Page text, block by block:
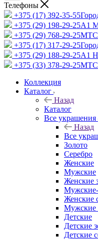
Телефоны
+375 (17) 392-35-55
+375 (29) 198-29-25A1
+375 (29) 768-29-25МТС
+375 (17) 317-29-25
+375 (29) 188-29-25A1
+375 (33) 378-29-25МТС
Коллекция
Каталог
Назад
Каталог
Все украшения
Назад
Все
Золото
Серебро
Женские
Мужские
Женские
Мужские-
Женские
Мужские
Детские
Детские
Детские